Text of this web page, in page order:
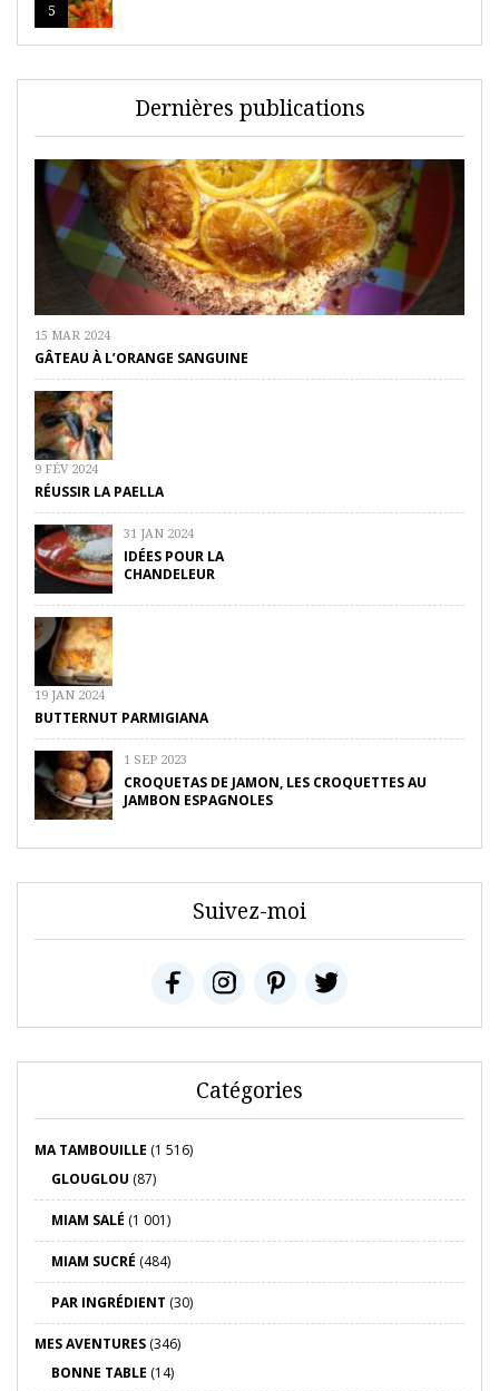
5
Dernières publications
15 MAR 2024
GÂTEAU À L’ORANGE SANGUINE
9 FÉV 2024
RÉUSSIR LA PAELLA
31 JAN 2024
IDÉES POUR LA
CHANDELEUR
19 JAN 2024
BUTTERNUT PARMIGIANA
1 SEP 2023
CROQUETAS DE JAMON, LES CROQUETTES AU
JAMBON ESPAGNOLES
Suivez-moi
Catégories
MA TAMBOUILLE (1 516)
GLOUGLOU (87)
MIAM SALÉ (1 001)
MIAM SUCRÉ (484)
PAR INGRÉDIENT (30)
MES AVENTURES (346)
BONNE TABLE (14)